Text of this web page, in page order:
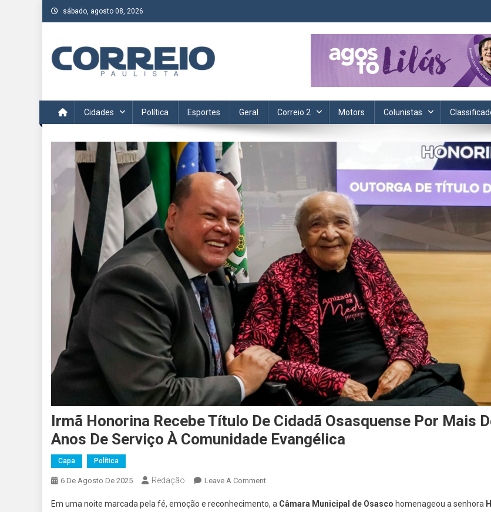
Skip
to
sábado, agosto 08, 2026
Acompanhe as últimas notícias da região no Correio Paulista. Informação, política, saúde, economia, esportes e
Cidades Política Esportes Geral Correio 2 Motors Colunistas
Irmã Honorina Recebe Título De Cidadã Osasquense Por Mais
Anos De Serviço À Comunidade Evangélica
Capa Política
6 De Agosto De 2025 Redação Leave A CommentOn
Honorina
Em uma noite marcada pela fé, emoção e reconhecimento, a Câmara Municipal de Osasco homenageou a senhora